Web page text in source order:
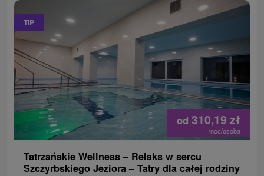
TIP
od 310,19 zł
/noc/osoba
Tatrzańskie Wellness – Relaks w sercu
Szczyrbskiego Jeziora – Tatry dla całej rodziny